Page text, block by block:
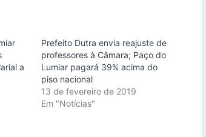
a
Prefeito Dutra envia reajuste de
professores à Câmara; Paço do
Lumiar pagará 39% acima do
piso nacional
13 de fevereiro de 2019
Em "Notícias"